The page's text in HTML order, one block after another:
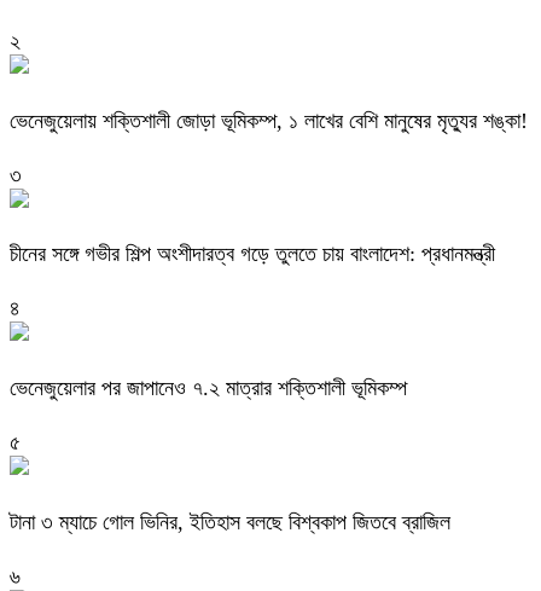
২
ভেনেজুয়েলায় শক্তিশালী জোড়া ভূমিকম্প, ১ লাখের বেশি মানুষের মৃত্যুর শঙ্কা!
৩
চীনের সঙ্গে গভীর শিল্প অংশীদারত্ব গড়ে তুলতে চায় বাংলাদেশ: প্রধানমন্ত্রী
৪
ভেনেজুয়েলার পর জাপানেও ৭.২ মাত্রার শক্তিশালী ভূমিকম্প
৫
টানা ৩ ম্যাচে গোল ভিনির, ইতিহাস বলছে বিশ্বকাপ জিতবে ব্রাজিল
৬